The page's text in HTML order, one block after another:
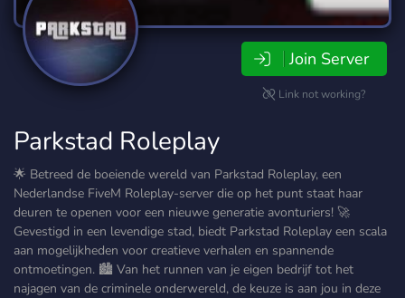
Join Server
Link not working?
Parkstad Roleplay
🌟 Betreed de boeiende wereld van Parkstad Roleplay, een
Nederlandse FiveM Roleplay-server die op het punt staat haar
deuren te openen voor een nieuwe generatie avonturiers! 🚀
Gevestigd in een levendige stad, biedt Parkstad Roleplay een scala
aan mogelijkheden voor creatieve verhalen en spannende
ontmoetingen. 🏙️ Van het runnen van je eigen bedrijf tot het
najagen van de criminele onderwereld, de keuze is aan jou in deze